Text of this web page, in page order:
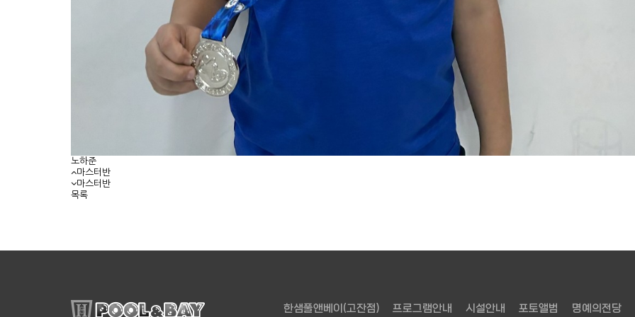
노하준
마스터반
마스터반
목록
한샘풀앤베이(고잔점) 프로그램안내 시설안내 포토앨범 명예의전당